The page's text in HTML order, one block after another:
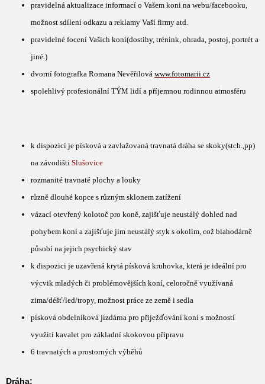
pravidelná aktualizace informací o Vašem koni na webu/facebooku,
možnost sdílení odkazu a reklamy Vaší firmy atd.
pravidelné focení Vašich koní(dostihy, trénink, ohrada, postoj, portrét a
jiné.)
dvorní fotografka Romana Nevěřilová www.fotomarii.cz
spolehlivý profesionální TÝM lidí a příjemnou rodinnou atmosféru
k dispozici je písková a zavlažovaná travnatá dráha se skoky(stch.,pp)
na závodišti Slušovice
rozmanité travnaté plochy a louky
různě dlouhé kopce s různým sklonem zatížení
vázací otevřený kolotoč pro koně, zajišťuje neustálý dohled nad
pohybem koní a zajišťuje jim neustálý styk s okolím, což blahodárně
působí na jejich psychický stav
k dispozici je uzavřená krytá písková kruhovka, která je ideální pro
výcvik mladých či problémovějších koní, celoročně využívaná
zima/déšť/led/tropy, možnost práce ze země i sedla
písková obdelníková jízdárna pro přiježďování koní s možností
využití kavalet pro základní skokovou přípravu
6 travnatých a prostorných výběhů
Dráha: